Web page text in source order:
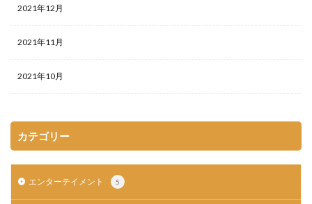
2021年12月
2021年11月
2021年10月
カテゴリー
エンターテイメント 5